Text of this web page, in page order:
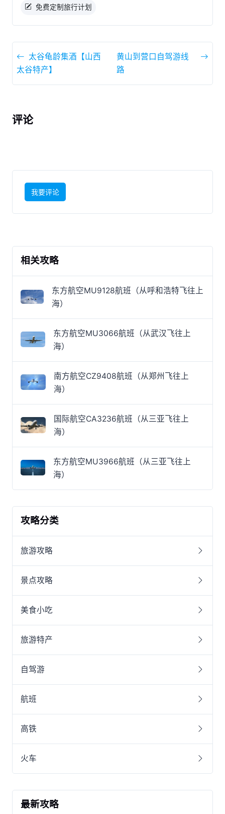
免费定制旅行计划
太谷龟龄集酒【山西
太谷特产】
黄山到营口自驾游线
路
评论
我要评论
相关攻略
东方航空MU9128航班（从呼和浩特飞往上
海）
东方航空MU3066航班（从武汉飞往上
海）
南方航空CZ9408航班（从郑州飞往上
海）
国际航空CA3236航班（从三亚飞往上
海）
东方航空MU3966航班（从三亚飞往上
海）
攻略分类
旅游攻略
景点攻略
美食小吃
旅游特产
自驾游
航班
高铁
火车
最新攻略